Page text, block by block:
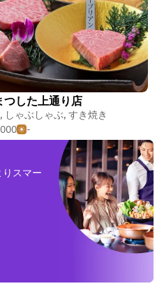
つした上通り店
, しゃぶしゃぶ, すき焼き
-
スマー